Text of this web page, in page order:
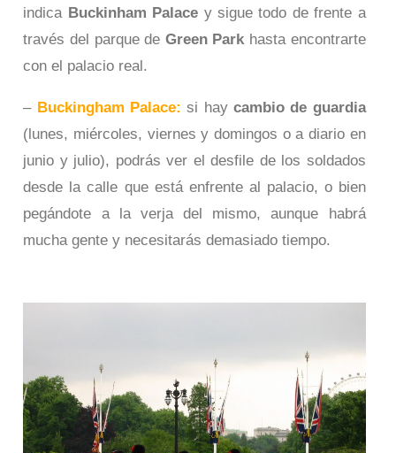
indica Buckinham Palace y sigue todo de frente a
través del parque de Green Park hasta encontrarte
con el palacio real.
– Buckingham Palace: si haycambio de guardia
(lunes, miércoles, viernes y domingos o a diario en
junio y julio), podrás ver el desfile de los soldados
desde la calle que está enfrente al palacio, o bien
pegándote a la verja del mismo, aunque habrá
mucha gente y necesitarás demasiado tiempo.